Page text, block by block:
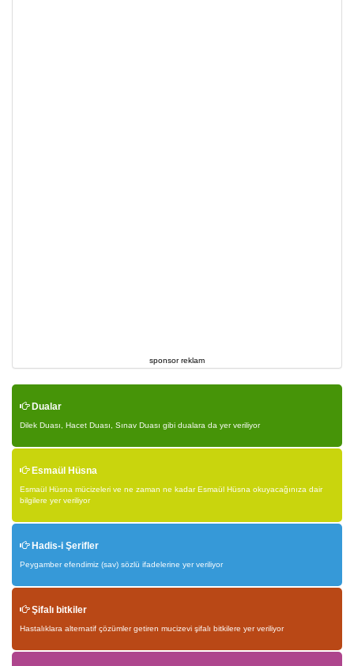
sponsor reklam
Dualar
Dilek Duası, Hacet Duası, Sınav Duası gibi dualara da yer veriliyor
Esmaül Hüsna
Esmaül Hüsna mücizeleri ve ne zaman ne kadar Esmaül Hüsna okuyacağınıza dair
bilgilere yer veriliyor
Hadis-i Şerifler
Peygamber efendimiz (sav) sözlü ifadelerine yer veriliyor
Şifalı bitkiler
Hastalıklara alternatif çözümler getiren mucizevi şifalı bitkilere yer veriliyor